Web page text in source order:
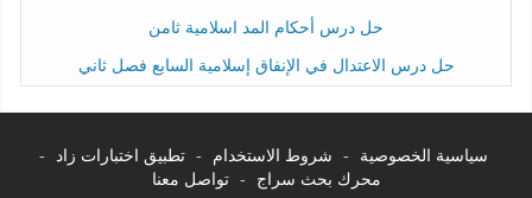
حل درس أحكام المد اسلامية ثامن
حل درس الاعتدال في الإنفاق إسلامية السابع فصل ثاني
سياسية الخصوصية - شروط الاستخدام - تطبيق اختبارات زاد
-
محرك بحث سراج
- تواصل معنا